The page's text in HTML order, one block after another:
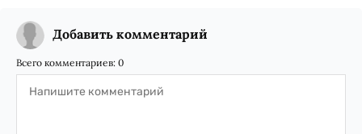
Добавить комментарий
Всего комментариев: 0